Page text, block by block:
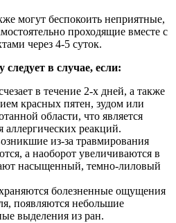
могут беспокоить неприятные,
проходящие вместе с
через 4-5 суток.
в случае, если:
в течение 2-х дней, а также
красных пятен, зудом или
области, что является
реакций.
из-за травмирования
а наоборот увеличиваются в
насыщенный, темно-лиловый
болезненные ощущения
появляются небольшие
выделения из ран.